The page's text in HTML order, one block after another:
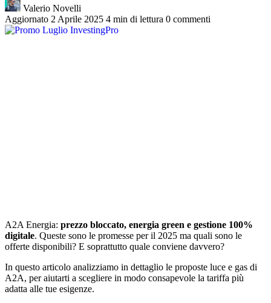
Valerio Novelli
Aggiornato 2 Aprile 2025 4 min di lettura 0 commenti
A2A Energia: prezzo bloccato, energia green e gestione 100%
digitale. Queste sono le promesse per il 2025 ma quali sono le
offerte disponibili? E soprattutto quale conviene davvero?
In questo articolo analizziamo in dettaglio le proposte luce e gas di
A2A, per aiutarti a scegliere in modo consapevole la tariffa più
adatta alle tue esigenze.